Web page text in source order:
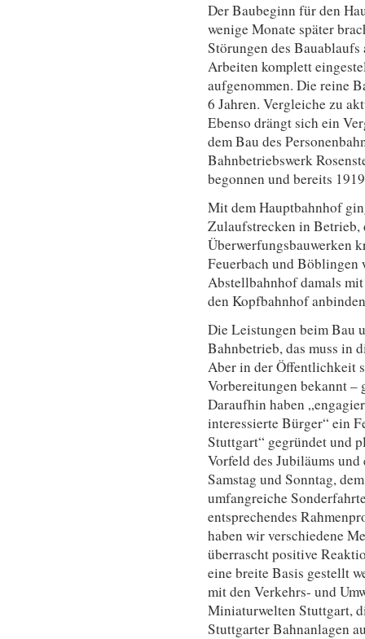
Der Baubeginn für den
wenige Monate später
Störungen des
Arbeiten komplett
aufgenommen. Die reine
6 Jahren. Vergleiche zu
Ebenso drängt sich ein
dem Bau des
Bahnbetriebswerk
begonnen und bereits
Mit dem Hauptbahnhof
Zulaufstrecken in Betrieb,
Überwerfungsbauwerken
Feuerbach und Böblingen
Abstellbahnhof damals
den Kopfbahnhof
Die Leistungen beim Bau
Bahnbetrieb, das muss in
Aber in der Öffentlichkeit
Vorbereitungen bekannt –
Daraufhin haben
interessierte Bürger“ ein
Stuttgart“ gegründet und
Vorfeld des Jubiläums und
Samstag und Sonntag,
umfangreiche
entsprechendes
haben wir verschiedene
überrascht positive
eine breite Basis gestellt
mit den Verkehrs- und
Miniaturwelten Stuttgart,
Stuttgarter Bahnanlagen